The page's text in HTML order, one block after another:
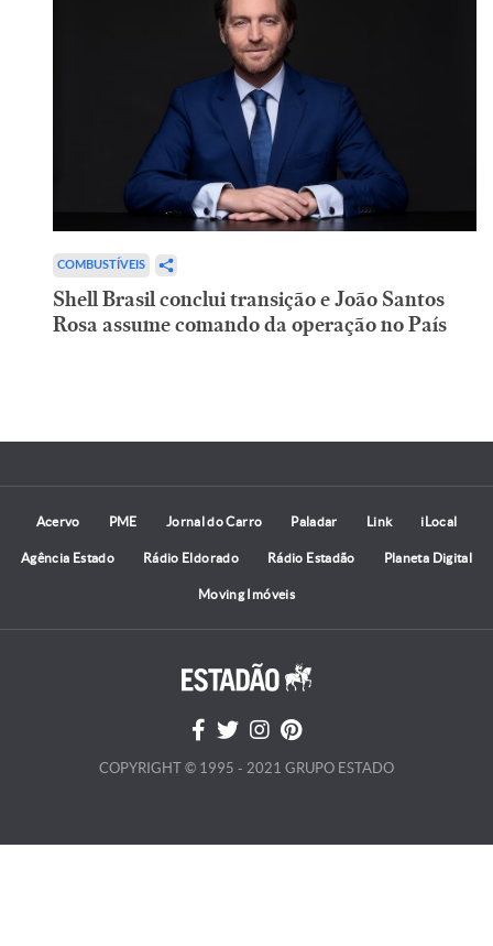
COMBUSTÍVEIS
Shell Brasil conclui transição e João Santos
Rosa assume comando da operação no País
Acervo PME Jornal do Carro Paladar Link iLocal
Agência Estado Rádio Eldorado Rádio Estadão Planeta Digital
Moving Imóveis
COPYRIGHT © 1995 - 2021 GRUPO ESTADO